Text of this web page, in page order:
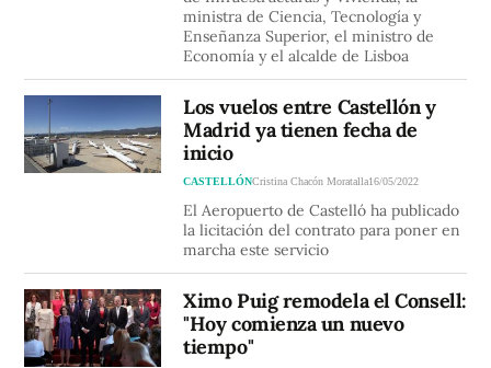
ministra de Ciencia, Tecnología y
Enseñanza Superior, el ministro de
Economía y el alcalde de Lisboa
Los vuelos entre Castellón y
Madrid ya tienen fecha de
inicio
CASTELLÓNCristina Chacón Moratalla16/05/2022
El Aeropuerto de Castelló ha publicado
la licitación del contrato para poner en
marcha este servicio
Ximo Puig remodela el Consell:
"Hoy comienza un nuevo
tiempo"